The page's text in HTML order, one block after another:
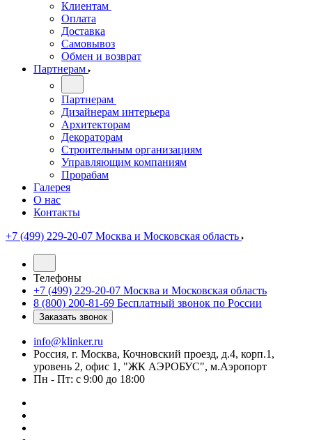
Клиентам
Оплата
Доставка
Самовывоз
Обмен и возврат
Партнерам
Партнерам
Дизайнерам интерьера
Архитекторам
Декораторам
Строительным организациям
Управляющим компаниям
Прорабам
Галерея
О нас
Контакты
+7 (499) 229-20-07 Москва и Московская область
Телефоны
+7 (499) 229-20-07 Москва и Московская область
8 (800) 200-81-69 Бесплатный звонок по России
Заказать звонок
info@klinker.ru
Россия, г. Москва, Кочновский проезд, д.4, корп.1,
уровень 2, офис 1, "ЖК АЭРОБУС", м.Аэропорт
Пн - Пт: с 9:00 до 18:00